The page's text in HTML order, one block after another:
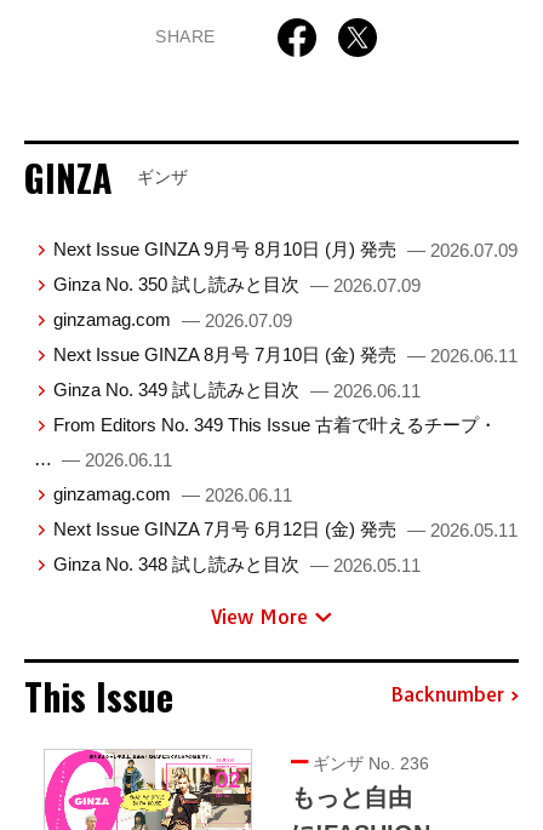
SHARE
GINZA ギンザ
Next Issue GINZA 9月号 8月10日 (月) 発売 — 2026.07.09
Ginza No. 350 試し読みと目次 — 2026.07.09
ginzamag.com — 2026.07.09
Next Issue GINZA 8月号 7月10日 (金) 発売 — 2026.06.11
Ginza No. 349 試し読みと目次 — 2026.06.11
From Editors No. 349 This Issue 古着で叶えるチープ・
… — 2026.06.11
ginzamag.com — 2026.06.11
Next Issue GINZA 7月号 6月12日 (金) 発売 — 2026.05.11
Ginza No. 348 試し読みと目次 — 2026.05.11
View More
This Issue Backnumber
ギンザ No. 236
もっと自由